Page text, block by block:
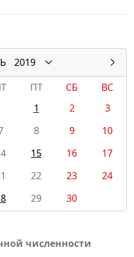
2019
ПТ СБ
ВС
1
2
3
8 9
10
15 16
17
22 23
24
29 30
численности